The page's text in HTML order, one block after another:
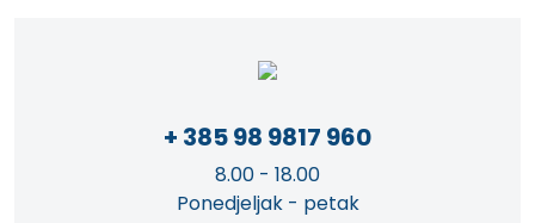
+ 385 98 9817 960
8.00 - 18.00
Ponedjeljak - petak